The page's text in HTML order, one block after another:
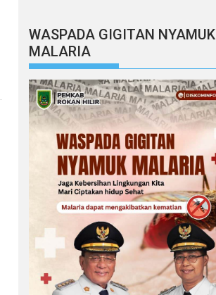
WASPADA GIGITAN NYAMUK
MALARIA